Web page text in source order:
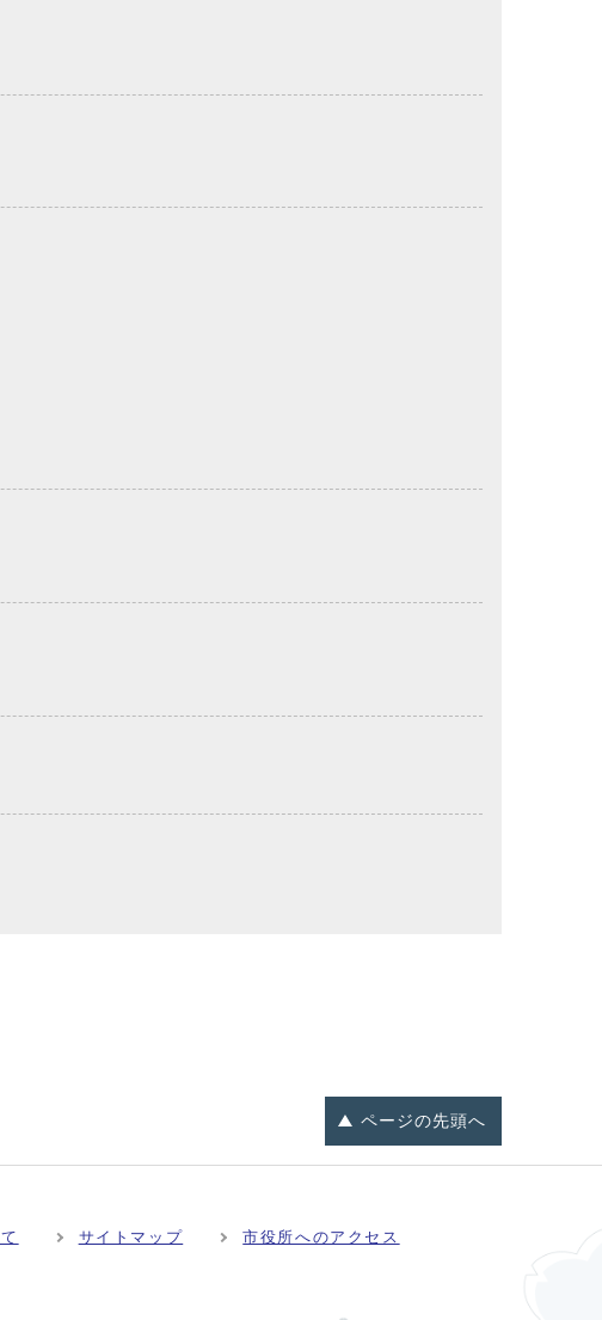
ページの先頭へ
サイトマップ 市役所へのアクセス